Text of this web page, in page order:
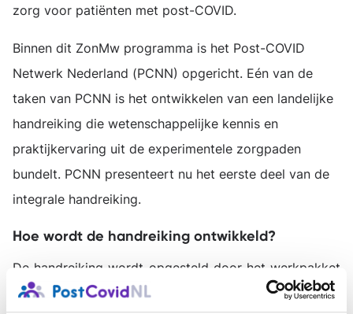
zorg voor patiënten met post-COVID.
Binnen dit ZonMw programma is het Post-COVID
Netwerk Nederland (PCNN) opgericht. Eén van de
taken van PCNN is het ontwikkelen van een landelijke
handreiking die wetenschappelijke kennis en
praktijkervaring uit de experimentele zorgpaden
bundelt. PCNN presenteert nu het eerste deel van de
integrale handreiking.
Hoe wordt de handreiking ontwikkeld?
De handreiking wordt opgesteld door het werkpakket
‘zorgpaden en implementatie’ van PCNN. De